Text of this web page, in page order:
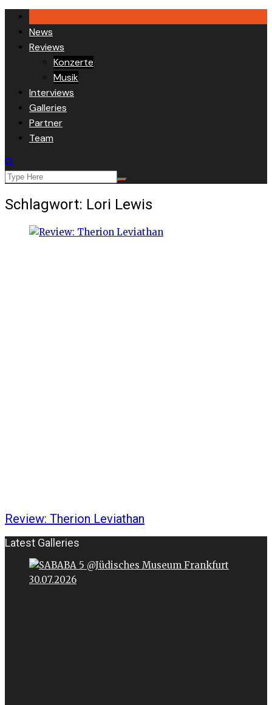
Skip
content
News
Reviews
Konzerte
Musik
Interviews
Galleries
Partner
Team
Schlagwort: Lori Lewis
Review: Therion Leviathan
Latest Galleries